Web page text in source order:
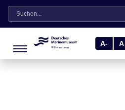
Suche
A- A